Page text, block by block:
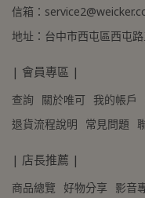
信箱：
地址：台中市西屯區西屯
| 會員專區 |
查詢 關於唯可 我的帳戶
退貨流程說明 常見問題
| 店長推薦 |
商品總覽 好物分享 影音